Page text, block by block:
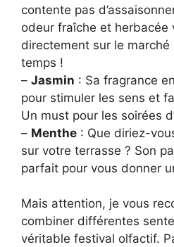
contente pas
odeur fraîche et herbacée
directement sur le
temps !
– Jasmin : Sa fragrance
pour stimuler les sens et
Un must pour les soirées
– Menthe : Que diriez-
sur votre terrasse ? Son
parfait pour vous donner
Mais attention, je vous
combiner différentes
véritable festival olfactif.